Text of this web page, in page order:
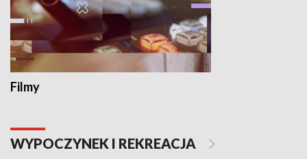
Filmy
WYPOCZYNEK I REKREACJA